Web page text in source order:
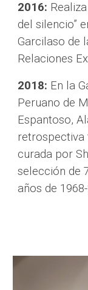
2016:
del silencio”
Garcilaso de
Relaciones
2018: En la
Peruano de
Espantoso,
retrospectiva
curada por
selección de
años de